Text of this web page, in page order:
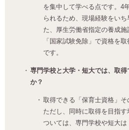
を集中して学べる点です。4
られるため、現場経験をい
た、厚生労働省指定の養成
「国家試験免除」で資格を
です。
専門学校と大学・短大では、取
か？
取得できる「保育士資格」そ
ただし、同時に取得を目指
ついては、専門学校や短大